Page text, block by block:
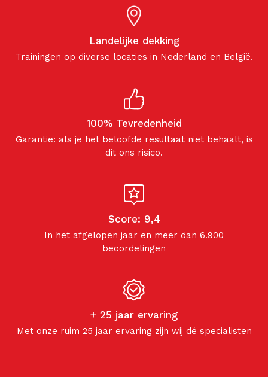
Landelijke dekking
Trainingen op diverse locaties in Nederland en België.
100% Tevredenheid
Garantie: als je het beloofde resultaat niet behaalt, is
dit ons risico.
Score: 9,4
In het afgelopen jaar en meer dan 6.900
beoordelingen
+ 25 jaar ervaring
Met onze ruim 25 jaar ervaring zijn wij dé specialisten